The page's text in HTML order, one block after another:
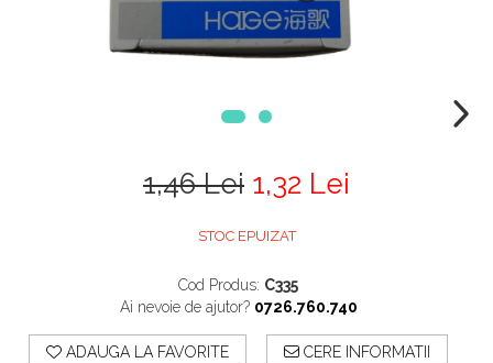
1,46 Lei 1,32 Lei
STOC EPUIZAT
Cod Produs: C335
Ai nevoie de ajutor? 0726.760.740
ADAUGA LA FAVORITE CERE INFORMATII